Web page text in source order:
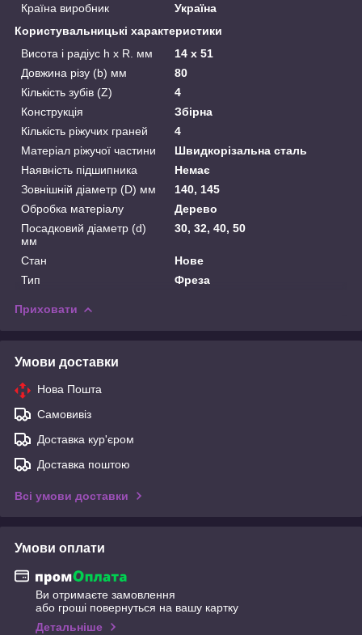
Країна виробник
Україна
Користувальницькі характеристики
Висота і радіус h x R. мм
14 х 51
Довжина різу (b) мм
80
Кількість зубів (Z)
4
Конструкція
Збірна
Кількість ріжучих граней
4
Матеріал ріжучої частини
Швидкорізальна сталь
Наявність підшипника
Немає
Зовнішній діаметр (D) мм
140, 145
Обробка матеріалу
Дерево
Посадковий діаметр (d)
мм
30, 32, 40, 50
Стан
Нове
Тип
Фреза
Приховати
Умови доставки
Нова Пошта
Самовивіз
Доставка кур'єром
Доставка поштою
Всі умови доставки
Умови оплати
Ви отримаєте замовлення
або гроші повернуться на вашу картку
Детальніше